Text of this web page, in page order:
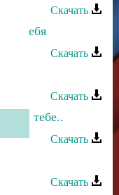
Скачать
тебя
Скачать
Скачать
тебе..
Скачать
Скачать